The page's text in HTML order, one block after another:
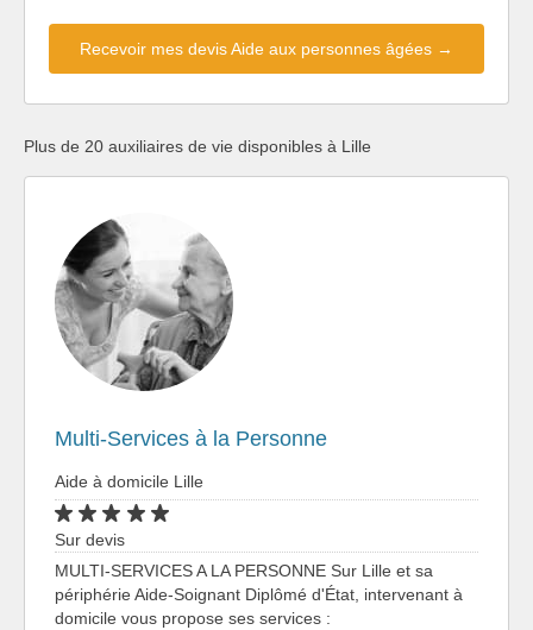
Recevoir mes devis Aide aux personnes âgées →
Plus de 20 auxiliaires de vie disponibles à Lille
Multi-Services à la Personne
Aide à domicile Lille
Sur devis
MULTI-SERVICES A LA PERSONNE Sur Lille et sa
périphérie Aide-Soignant Diplômé d'État, intervenant à
domicile vous propose ses services :